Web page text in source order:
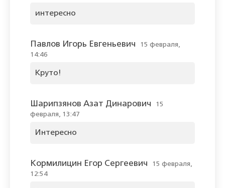
интересно
Павлов Игорь Евгеньевич
15 февраля,
14:46
Круто!
Шарипзянов Азат Динарович
15
февраля, 13:47
Интересно
Кормилицин Егор Сергеевич
15 февраля,
12:54